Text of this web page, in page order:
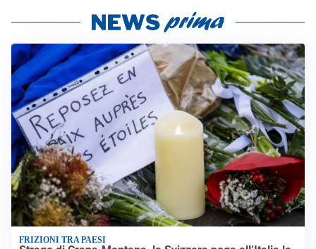
FRIZIONI TRA PAESI